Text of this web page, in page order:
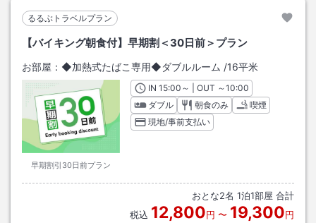
るるぶトラベルプラン
【バイキング朝食付】早期割＜30日前＞プラン
お部屋： ◆加熱式たばこ専用◆ダブルルーム /16平米
早期割引30日前プラン
INチェックイン
15:00 ～ | OUT チェックアウト
～10:00
ダブル
朝食のみ
喫煙
現地/事前支払い
おとな2名 1泊1部屋 合計
税込 12,800円 〜 19,300円